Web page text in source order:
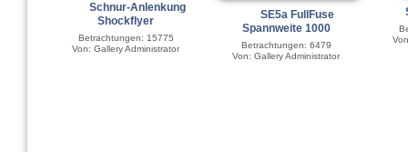
Schnur-Anlenkung
Shockflyer
Betrachtungen: 15775
Von: Gallery Administrator
SE5a FullFuse
Spannweite 1000
Betrachtungen: 6479
Von: Gallery Administrator